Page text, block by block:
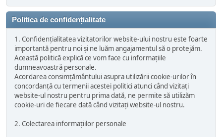
Politica de confidențialitate
1. Confidențialitatea vizitatorilor website-ului nostru este foarte
importantă pentru noi și ne luăm angajamentul să o protejăm.
Această politică explică ce vom face cu informațiile
dumneavoastră personale.
Acordarea consimțământului asupra utilizării cookie-urilor în
concordanță cu termenii acestei politici atunci când vizitați
website-ul nostru pentru prima dată, ne permite să utilizăm
cookie-uri de fiecare dată când vizitați website-ul nostru.
2. Colectarea informațiilor personale